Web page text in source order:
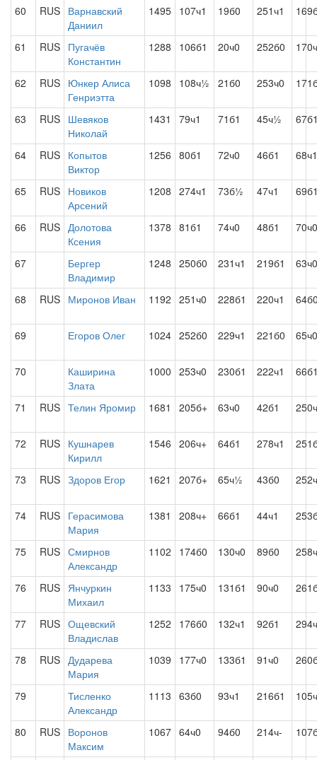
60 RUS Варнавский
Даниил
1495 107ч1 19б0 251ч1
61 RUS Пугачёв
Константин
1288 106б1 20ч0 252б0
62 RUS Юнкер Алиса
Генриэтта
1098 108ч½ 21б0 253ч0
63 RUS Шевяков
Николай
1431 79ч1 71б1 45ч½
64 RUS Копытов
Виктор
1256 80б1 72ч0 46б1 68ч1
65 RUS Новиков
Арсений
1208 274ч1 73б½ 47ч1
66 RUS Долотова
Ксения
1378 81б1 74ч0 48б1 70ч0
67
Бергер
Владимир
1248 250б0 231ч1 219б1 63ч0
68 RUS Миронов Иван 1192 251ч0 228б1 220ч1
69 Егоров Олег 1024 252б0 229ч1 221б0 65ч0
70
Каширина
Злата
1000 253ч0 230б1 222ч1
71 RUS Телин Яромир 1681 205б+ 63ч0 42б1
72 RUS Кушнарев
Кирилл
1546 206ч+ 64б1 278ч1
73 RUS Здоров Егор 1621 207б+ 65ч½ 43б0
74 RUS Герасимова
Мария
1381 208ч+ 66б1 44ч1
75 RUS Смирнов
Александр
1102 174б0 130ч0 89б0
76 RUS Янчуркин
Михаил
1133 175ч0 131б1 90ч0
77 RUS Ощевский
Владислав
1252 176б0 132ч1 92б1
78 RUS Дударева
Мария
1039 177ч0 133б1 91ч0
79
Тисленко
Александр
1113 63б0 93ч1 216б1
80 RUS Воронов
Максим
1067 64ч0 94б0 214ч-